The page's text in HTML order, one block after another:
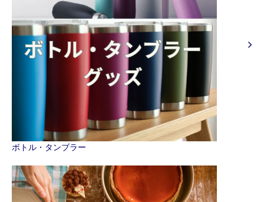
ボトル・タンブラー